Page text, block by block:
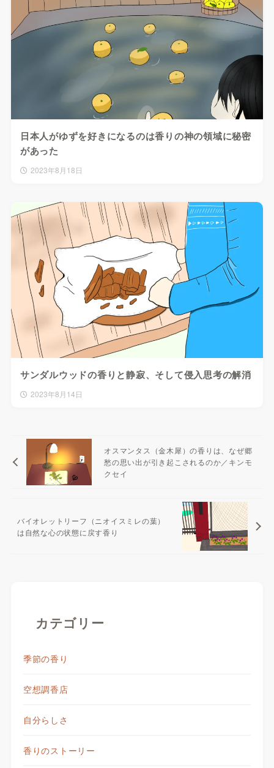
日本人がゆずを好きになるのは香りの神の領域に秘密
があった
2023年8月18日
サンダルウッドの香りと静寂、そして侵入思考の解消
2023年8月14日
オスマンタス（金木犀）の香りは、なぜ郷
愁の思い出が引き起こされるのか／キンモ
クセイ
バイオレットリーフ（ニオイスミレの葉）
は自然な心の状態に戻す香り
カテゴリー
季節の香り
空想調香店
自分らしさ
香りのストーリー